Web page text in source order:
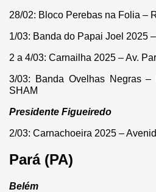
28/02: Bloco Perebas na Folia –
1/03: Banda do Papai Joel 2025
2 a 4/03: Carnailha 2025 – Av.
3/03: Banda Ovelhas Negras –
SHAM
Presidente Figueiredo
2/03: Carnachoeira 2025 –
Pará (PA)
Belém